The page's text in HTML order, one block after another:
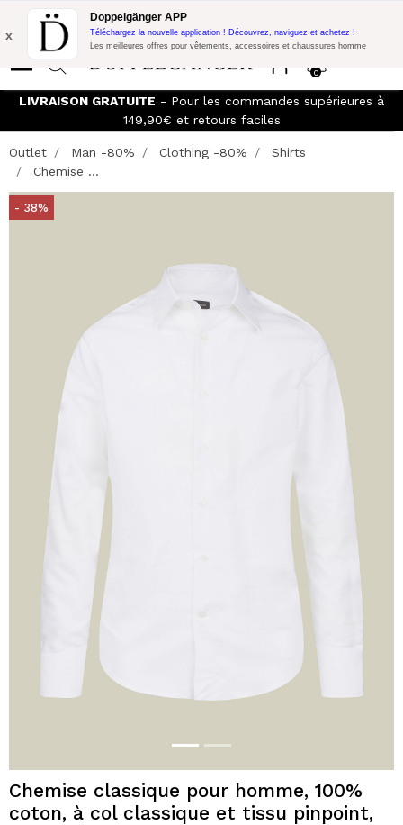
Promo Flash: 10% de réduction supplémentaire sur 300€ d'achat
avec le code:
0
x
Doppelgänger APP
Téléchargez la nouvelle application ! Découvrez, naviguez et achetez !
Les meilleures offres pour vêtements, accessoires et chaussures homme
LIVRAISON GRATUITE - Pour les commandes supérieures à
149,90€ et retours faciles
Outlet Man -80% Clothing -80%
Shirts
Chemise ...
- 38%
Chemise classique pour homme, 100%
coton, à col classique et tissu pinpoint,